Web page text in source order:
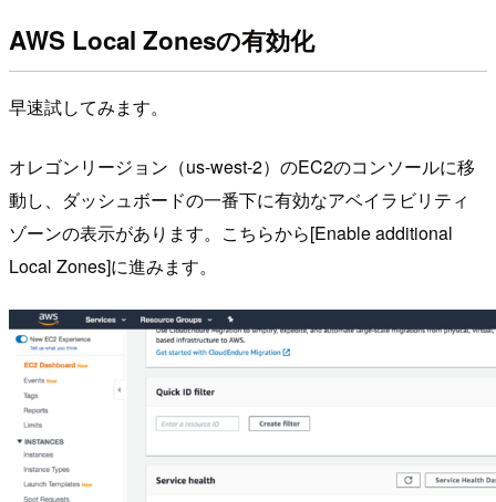
AWS Local Zonesの有効化
早速試してみます。
オレゴンリージョン（us-west-2）のEC2のコンソールに移
動し、ダッシュボードの一番下に有効なアベイラビリティ
ゾーンの表示があります。こちらから[Enable additional
Local Zones]に進みます。